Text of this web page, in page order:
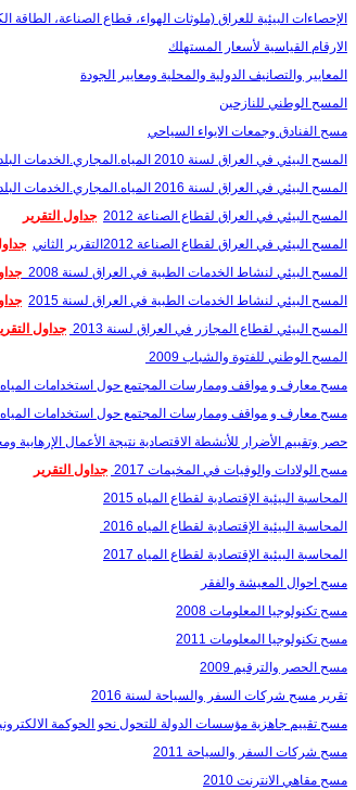
الإحصاءات البيئية للعراق (ملوثات الهواء، قطاع الصناعة، الطاقة
الارقام القياسية لأسعار المستهلك
المعايير والتصانيف الدولية والمحلية ومعايير الجودة
المسح الوطني للنازحين
مسح الفنادق وجمعات الايواء السياحي
المسح البيئي في العراق لسنة 2010 المياه.المجاري.الخدمات البلدية
المسح البيئي في العراق لسنة 2016 المياه.المجاري.الخدمات البلدية
المسح البيئي في العراق لقطاع الصناعة 2012
جداول التقرير
المسح البيئي في العراق لقطاع الصناعة 2012التقرير الثاني
المسح البيئي لنشاط الخدمات الطبية في العراق لسنة 2008
المسح البيئي لنشاط الخدمات الطبية في العراق لسنة 2015
المسح البيئي لقطاع المجازر في العراق لسنة 2013
جداول
المسح الوطني للفتوة والشباب 2009
مسح معارف و مواقف وممارسات المجتمع حول استخدامات المياه و
مسح معارف و مواقف وممارسات المجتمع حول استخدامات المياه و
حصر وتقييم الأضرار للأنشطة الاقتصادية نتيجة الأعمال الإرهابية
مسح الولادات والوفيات في المخيمات 2017
جداول التقرير
المحاسبة البيئية الإقتصادية لقطاع المياه 2015
المحاسبة البيئية الإقتصادية لقطاع المياه 2016
المحاسبة البيئية الإقتصادية لقطاع المياه 2017
مسح احوال المعيشة والفقر
مسح تكنولوجيا المعلومات 2008
مسح تكنولوجيا المعلومات 2011
مسح الحصر والترقيم 2009
تقرير مسح شركات السفر والسياحة لسنة 2016
مسح تقييم جاهزية مؤسسات الدولة للتحول نحو الحوكمة الالكترونية
مسح شركات السفر والسياحة 2011
مسح مقاهي الانترنت 2010